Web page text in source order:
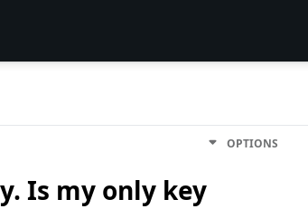
OPTIONS
Is my only key